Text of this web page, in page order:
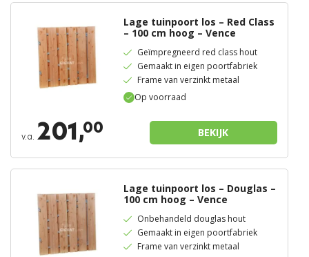
Op voorraad
Lage tuinpoort los – Red Class
– 100 cm hoog – Vence
Geïmpregneerd red class hout
Gemaakt in eigen poortfabriek
Frame van verzinkt metaal
v.a. 201,00 BEKIJK
Lage tuinpoort los – Douglas –
100 cm hoog – Vence
Onbehandeld douglas hout
Gemaakt in eigen poortfabriek
Frame van verzinkt metaal